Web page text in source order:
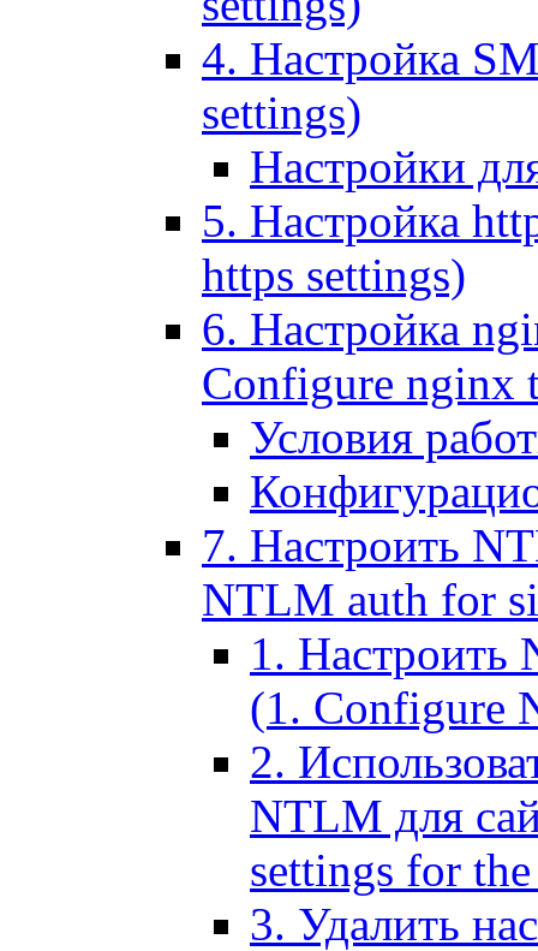
4. Настройка
settings)
Настройки
5. Настройка
https settings)
6. Настройка
Configure nginx
Условия
7. Настроить
NTLM auth for
1. Настроить
(1. Configure
2.
NTLM для
settings for
3. Удалить